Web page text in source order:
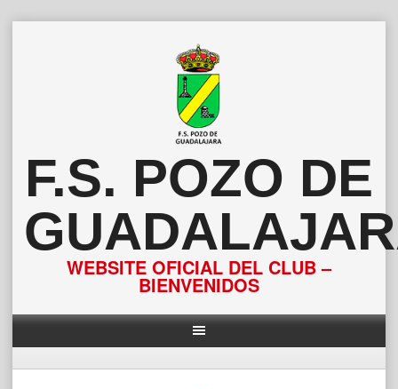
F.S. POZO DE
WEBSITE OFICIAL DEL CLUB –
BIENVENIDOS